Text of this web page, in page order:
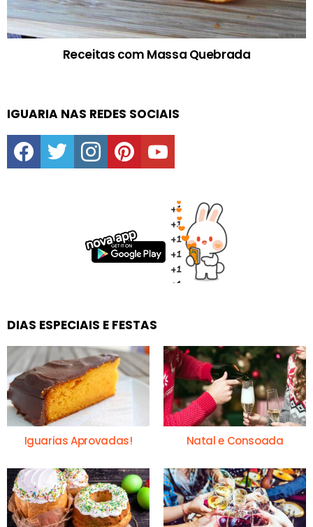
Receitas com Massa Quebrada
IGUARIA NAS REDES SOCIAIS
facebooktwitter instagrampinterestyoutube
DIAS ESPECIAIS E FESTAS
Iguarias Aprovadas! Natal e Consoada